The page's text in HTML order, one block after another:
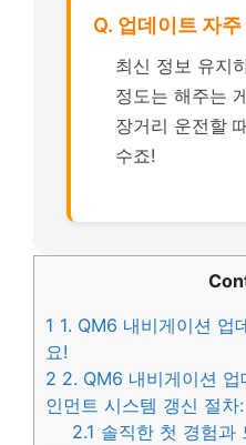
Q. 업데이트 자
최신 정보 유지
정도는 해주는
장거리 운전할
수죠!
1 1. QM6 내비게이션 업
요!
2 2. QM6 내비게이션
인먼트 시스템 갱신 절
2.1 솔직한 첫 경험과